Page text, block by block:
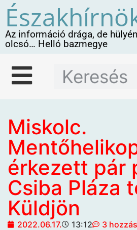
Az információ drága, de
olcsó… Helló bazmegye
Miskolc.
érkezett pár
Csiba Pláza
Küldjön
2022.06.17. 13:12 3